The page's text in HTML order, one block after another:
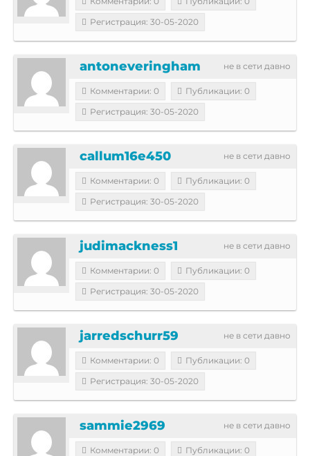
Регистрация: 30-05-2020
не в сети давно
antoneveringham
Комментарии: 0
Публикации: 0
Регистрация: 30-05-2020
не в сети давно
callum16e450
Комментарии: 0
Публикации: 0
Регистрация: 30-05-2020
не в сети давно
judimackness1
Комментарии: 0
Публикации: 0
Регистрация: 30-05-2020
не в сети давно
jarredschurr59
Комментарии: 0
Публикации: 0
Регистрация: 30-05-2020
не в сети давно
sammie2969
Комментарии: 0
Публикации: 0